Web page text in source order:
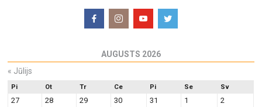
AUGUSTS 2026
« Jūlijs
Pi Ot Tr Ce Pi Se Sv
27 28 29 30 31 1 2